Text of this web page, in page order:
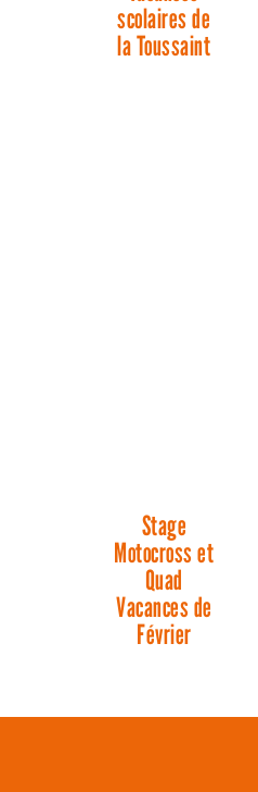
scolaires de
la Toussaint
Stage
Motocross et
Quad
Vacances de
Février